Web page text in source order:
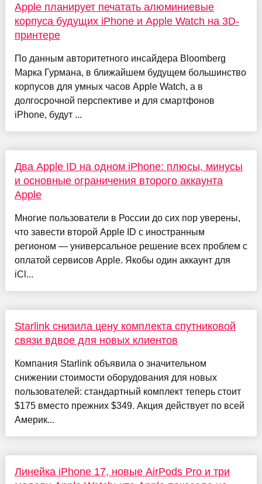
Apple планирует печатать алюминиевые
корпуса будущих iPhone и Apple Watch на 3D-
принтере
По данным авторитетного инсайдера Bloomberg
Марка Гурмана, в ближайшем будущем большинство
корпусов для умных часов Apple Watch, а в
долгосрочной перспективе и для смартфонов
iPhone, будут ...
Два Apple ID на одном iPhone: плюсы, минусы
и основные ограничения второго аккаунта
Apple
Многие пользователи в России до сих пор уверены,
что завести второй Apple ID с иностранным
регионом — универсальное решение всех проблем с
оплатой сервисов Apple. Якобы один аккаунт для
iCl...
Starlink снизила цену комплекта спутниковой
связи вдвое для новых клиентов
Компания Starlink объявила о значительном
снижении стоимости оборудования для новых
пользователей: стандартный комплект теперь стоит
$175 вместо прежних $349. Акция действует по всей
Америк...
Линейка iPhone 17, новые AirPods Pro и три